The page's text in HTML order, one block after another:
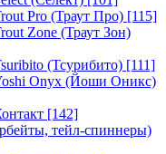
Pro (Траут Про) [115]
Zone (Траут Зон)
(Тсурибито) [111]
Onyx (Йоши Оникс)
[142]
тейл-спиннеры)